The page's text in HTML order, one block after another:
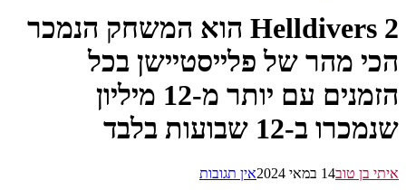
Helldivers 2 הוא המשחק הנמכר
מהר של פלייסטיישן בכל
הזמנים עם יותר מ-12 מיליון
ב-12 שבועות בלבד
בן טוב14 במאי 2024 אין תגובות